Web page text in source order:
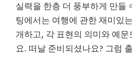
실력을 한층 더 풍부하게 만들
팅에서는 여행에 관한 재미있
개하고, 각 표현의 의미와 예문
요. 떠날 준비되셨나요? 그럼